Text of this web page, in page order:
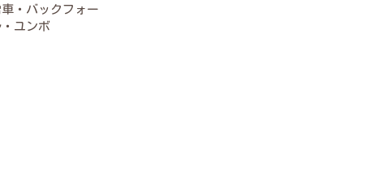
・バックフォー
ユンボ